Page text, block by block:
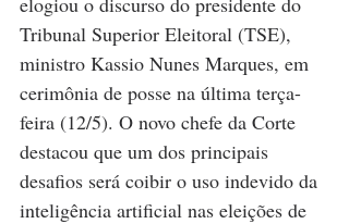
Tribunal Superior Eleitoral (TSE),
ministro Kassio Nunes Marques, em
cerimônia de posse na última terça-
feira (12/5). O novo chefe da Corte
destacou que um dos principais
desafios será coibir o uso indevido da
inteligência artificial nas eleições de